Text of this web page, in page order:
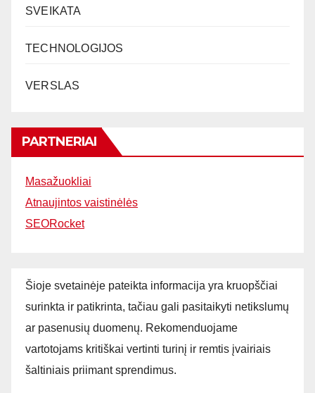
SVEIKATA
TECHNOLOGIJOS
VERSLAS
PARTNERIAI
Masažuokliai
Atnaujintos vaistinėlės
SEORocket
Šioje svetainėje pateikta informacija yra kruopščiai
surinkta ir patikrinta, tačiau gali pasitaikyti netikslumų
ar pasenusių duomenų. Rekomenduojame
vartotojams kritiškai vertinti turinį ir remtis įvairiais
šaltiniais priimant sprendimus.